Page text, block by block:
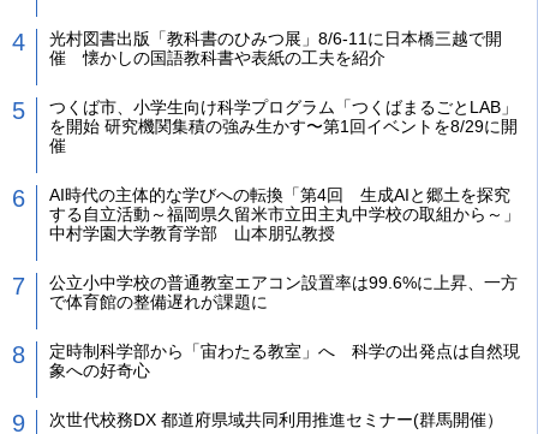
光村図書出版「教科書のひみつ展」8/6-11に日本橋三越で開
催 懐かしの国語教科書や表紙の工夫を紹介
つくば市、小学生向け科学プログラム「つくばまるごとLAB」
を開始 研究機関集積の強み生かす〜第1回イベントを8/29に開
催
AI時代の主体的な学びへの転換「第4回 生成AIと郷土を探究
する自立活動～福岡県久留米市立田主丸中学校の取組から～」
中村学園大学教育学部 山本朋弘教授
公立小中学校の普通教室エアコン設置率は99.6%に上昇、一方
で体育館の整備遅れが課題に
定時制科学部から「宙わたる教室」へ 科学の出発点は自然現
象への好奇心
次世代校務DX 都道府県域共同利用推進セミナー(群馬開催）